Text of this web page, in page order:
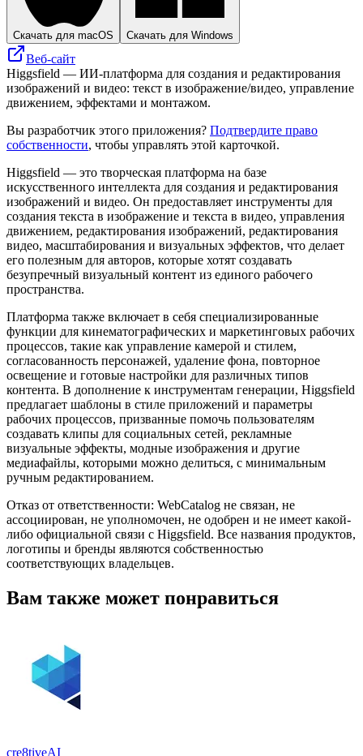
Скачать для macOS Скачать для Windows
Веб-сайт
Higgsfield — ИИ-платформа для создания и редактирования
изображений и видео: текст в изображение/видео, управление
движением, эффектами и монтажом.
Вы разработчик этого приложения? Подтвердите право
собственности, чтобы управлять этой карточкой.
Higgsfield — это творческая платформа на базе
искусственного интеллекта для создания и редактирования
изображений и видео. Он предоставляет инструменты для
создания текста в изображение и текста в видео, управления
движением, редактирования изображений, редактирования
видео, масштабирования и визуальных эффектов, что делает
его полезным для авторов, которые хотят создавать
безупречный визуальный контент из единого рабочего
пространства.
Платформа также включает в себя специализированные
функции для кинематографических и маркетинговых рабочих
процессов, такие как управление камерой и стилем,
согласованность персонажей, удаление фона, повторное
освещение и готовые настройки для различных типов
контента. В дополнение к инструментам генерации, Higgsfield
предлагает шаблоны в стиле приложений и параметры
рабочих процессов, призванные помочь пользователям
создавать клипы для социальных сетей, рекламные
визуальные эффекты, модные изображения и другие
медиафайлы, которыми можно делиться, с минимальным
ручным редактированием.
Отказ от ответственности: WebCatalog не связан, не
ассоциирован, не уполномочен, не одобрен и не имеет какой-
либо официальной связи с Higgsfield. Все названия продуктов,
логотипы и бренды являются собственностью
соответствующих владельцев.
Вам также может понравиться
cre8tiveAI